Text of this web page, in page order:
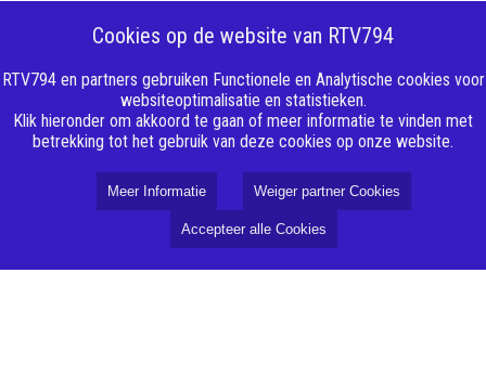
Cookies op de website van RTV794
RTV794 en partners gebruiken Functionele en Analytische cookies voor
websiteoptimalisatie en statistieken.
Klik hieronder om akkoord te gaan of meer informatie te vinden met
betrekking tot het gebruik van deze cookies op onze website.
Meer Informatie Weiger partner Cookies
Accepteer alle Cookies